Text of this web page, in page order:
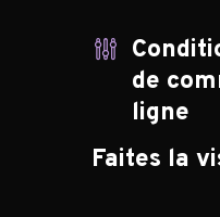
de
ligne
Faites la